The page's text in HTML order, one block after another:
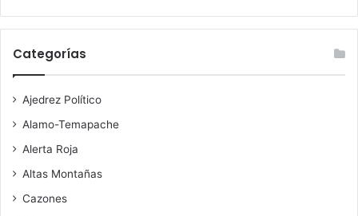
Categorías
Ajedrez Político
Alamo-Temapache
Alerta Roja
Altas Montañas
Cazones